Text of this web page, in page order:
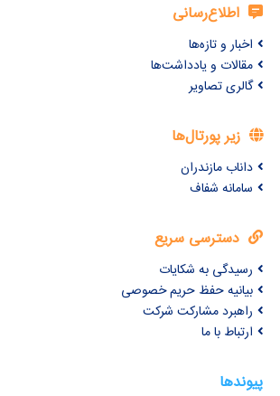
اطلاع‌رسانی
اخبار و تازه‌ها
مقالات و یادداشت‌ها
گالری تصاویر
زیر پورتال‌ها
داناب مازندران
سامانه شفاف
دسترسی سریع
رسیدگی به شکایات
بیانیه حفظ حریم خصوصی
راهبرد مشارکت شرکت
ارتباط با ما
پیوندها